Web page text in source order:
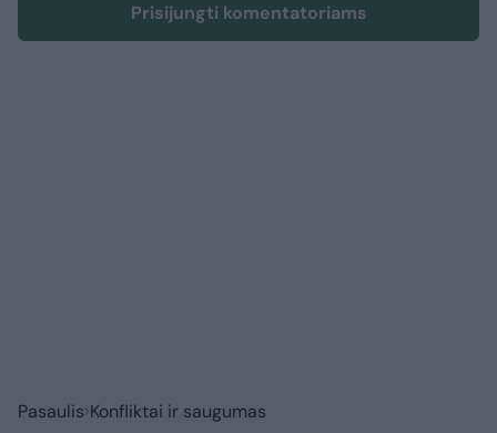
Prisijungti komentatoriams
Pasaulis Konfliktai ir saugumas